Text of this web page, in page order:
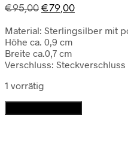
€95,00 Ursprünglicher
war:
€95,00
€79,00Aktueller
ist:
Material: Sterlingsilber mit
Höhe ca. 0,9 cm
Breite ca.0,7 cm
Verschluss: Steckverschluss
1 vorrätig
Ohrstecker
mit